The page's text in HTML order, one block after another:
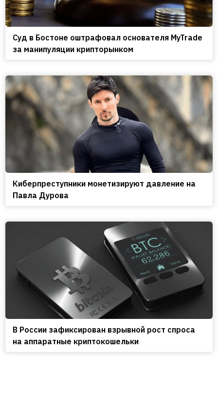
Cуд в Бостоне оштрафовал основателя MyTrade
за манипуляции крипторынком
Киберпреступники монетизируют давление на
Павла Дурова
В России зафиксирован взрывной рост спроса
на аппаратные криптокошельки